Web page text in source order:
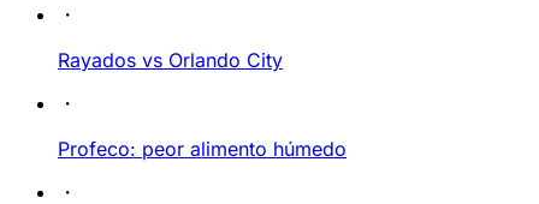
Rayados vs Orlando City
Profeco: peor alimento húmedo